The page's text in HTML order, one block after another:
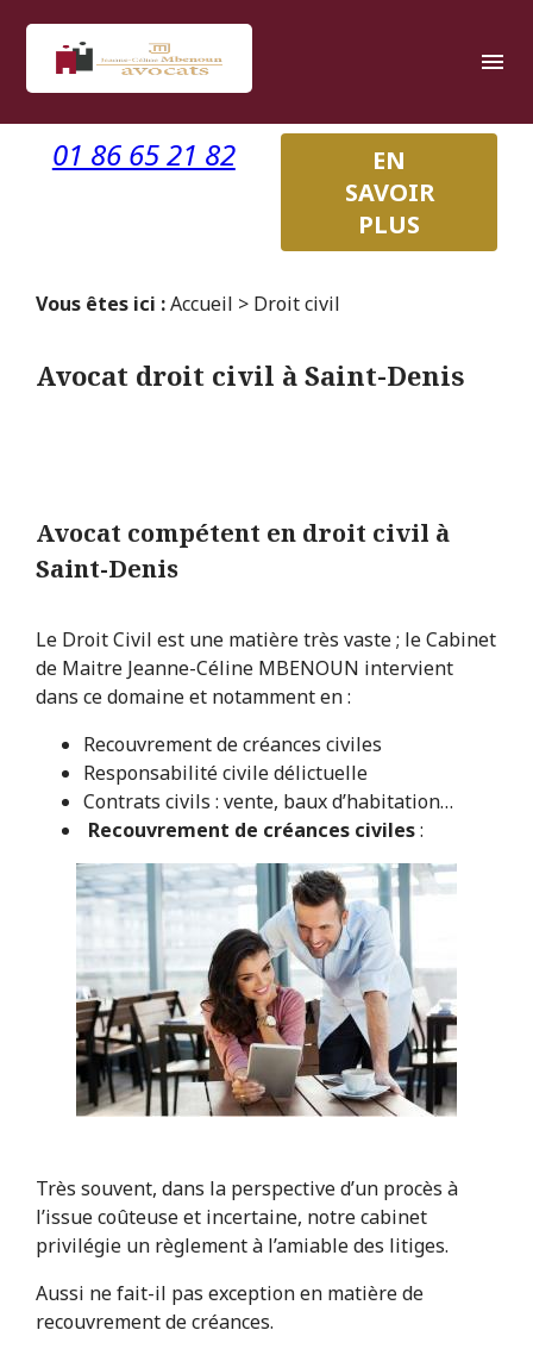
menu
01 86 65 21 82
EN
SAVOIR
PLUS
Vous êtes ici : Accueil > Droit civil
Avocat droit civil à Saint-Denis
Avocat compétent en droit civil à
Saint-Denis
Le Droit Civil est une matière très vaste ; le Cabinet
de Maitre Jeanne-Céline MBENOUN intervient
dans ce domaine et notamment en :
Recouvrement de créances civiles
Responsabilité civile délictuelle
Contrats civils : vente, baux d’habitation…
Recouvrement de créances civiles :
Très souvent, dans la perspective d’un procès à
l’issue coûteuse et incertaine, notre cabinet
privilégie un règlement à l’amiable des litiges.
Aussi ne fait-il pas exception en matière de
recouvrement de créances.